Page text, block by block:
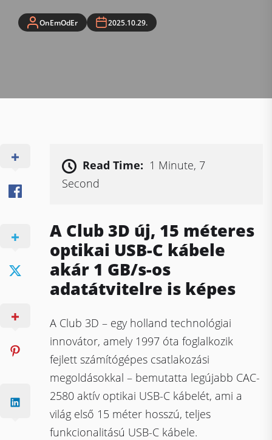
OnEmOdEr 2025.10.29.
Read Time: 1 Minute, 7
Second
A Club 3D új, 15 méteres
optikai USB-C kábele
akár 1 GB/s-os
adatátvitelre is képes
A Club 3D – egy holland technológiai
innovátor, amely 1997 óta foglalkozik
fejlett számítógépes csatlakozási
megoldásokkal – bemutatta legújabb CAC-
2580 aktív optikai USB-C kábelét, ami a
világ első 15 méter hosszú, teljes
funkcionalitású USB-C kábele.